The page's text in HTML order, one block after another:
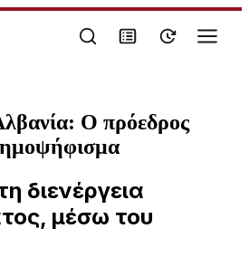
Ο πρόεδρος
διενέργεια
μέσω του